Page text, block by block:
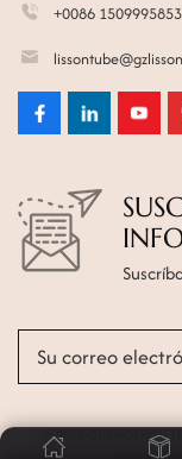
+0086
© 2026 GUANGZHOU